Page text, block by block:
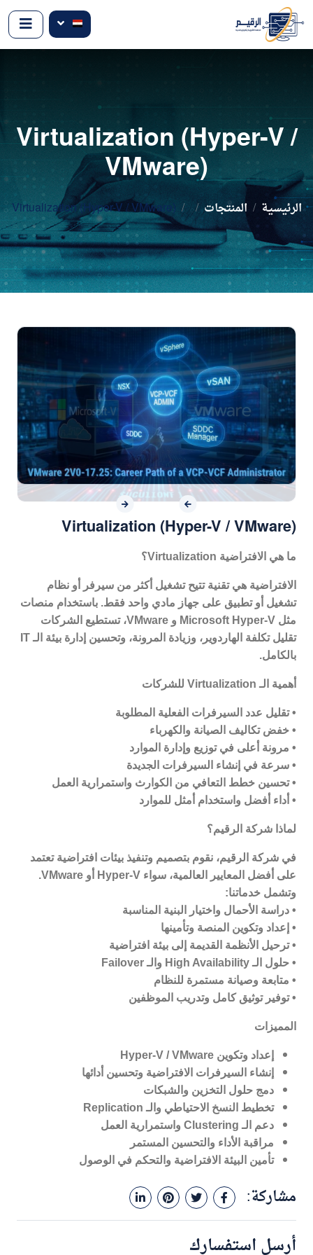
Virtualization (Hyper-V /
VMware)
الرئيسية المنتجات Virtualization (Hyper-V / VMware)
Virtualization (Hyper-V / VMware)
ما هي الافتراضية ؟
الافتراضية هي تقنية تتيح تشغيل أكثر من سيرفر أو نظام
تشغيل أو تطبيق على جهاز مادي واحد فقط. باستخدام منصات
مثل Microsoft Hyper-V و VMware، تستطيع الشركات
تقليل تكلفة الهاردوير، وزيادة المرونة، وتحسين إدارة بيئة الـ
بالكامل.
أهمية الـ للشركات
•تقليل عدد السيرفرات الفعلية المطلوبة
• خفض تكاليف الصيانة والكهرباء
• مرونة أعلى في توزيع وإدارة الموارد
• سرعة في إنشاء السيرفرات الجديدة
•تحسين خطط التعافي من الكوارث واستمرارية العمل
• أداء أفضل واستخدام أمثل للموارد
لماذا شركة الرقيم؟
في شركة الرقيم، نقوم بتصميم وتنفيذ بيئات افتراضية تعتمد
على أفضل المعايير العالمية، سواء
أو
وتشمل خدماتنا:
• دراسة الأحمال واختيار البنية المناسبة
• إعداد وتكوين المنصة وتأمينها
•ترحيل الأنظمة القديمة إلى بيئة افتراضية
• حلول الـ والـ
• متابعة وصيانة مستمرة للنظام
•توفير توثيق كامل وتدريب الموظفين
المميزات
إعداد وتكوين
إنشاء السيرفرات الافتراضية وتحسين أدائها
دمج حلول التخزين والشبكات
تخطيط النسخ الاحتياطي والـ
دعم الـ
واستمرارية العمل
مراقبة الأداء والتحسين المستمر
تأمين البيئة الافتراضية والتحكم في الوصول
مشاركة:
أرسل استفسارك